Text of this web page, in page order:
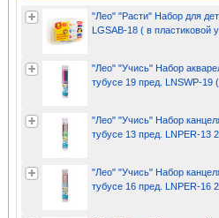
"Лео" "Расти" Набор для
LGSAB-18 ( в пластиковой
"Лео" "Учись" Набор
тубусе 19 пред. LNSWP-19
"Лео" "Учись" Набор
тубусе 13 пред. LNPER-13
"Лео" "Учись" Набор
тубусе 16 пред. LNPER-16